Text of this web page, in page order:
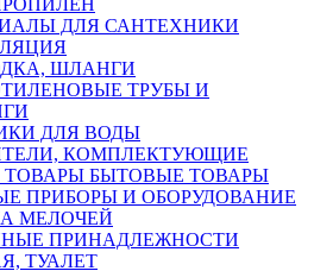
ДЛЯ САНТЕХНИКИ
ШЛАНГИ
ТРУБЫ И
ДЛЯ ВОДЫ
КОМПЛЕКТУЮЩИЕ
БЫТОВЫЕ ТОВАРЫ
ПРИБОРЫ И ОБОРУДОВАНИЕ
МЕЛОЧЕЙ
ПРИНАДЛЕЖНОСТИ
ТУАЛЕТ